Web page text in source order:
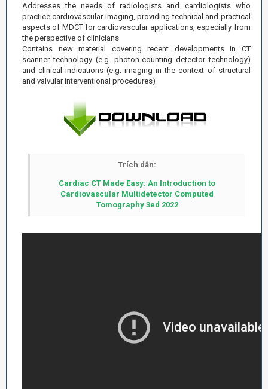
Addresses the needs of radiologists and cardiologists who
practice cardiovascular imaging, providing technical and practical
aspects of MDCT for cardiovascular applications, especially from
the perspective of clinicians
Contains new material covering recent developments in CT
scanner technology (e.g. photon-counting detector technology)
and clinical indications (e.g. imaging in the context of structural
and valvular interventional procedures)
Trích dẫn:
Cardiac CT Made Easy: An Introduction to
Cardiovascular Multidetector Computed
Tomography 3ed 2022